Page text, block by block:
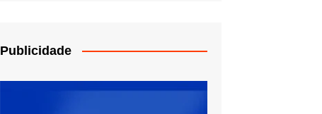
Publicidade